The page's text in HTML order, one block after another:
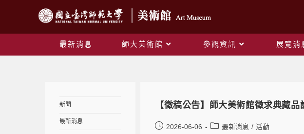
最新消息 師大美術館 參觀資訊 展覽消
新聞
最新消息
【徵稿公告】師大美術館徵求典藏品
2026-06-06 最新消息 / 活動